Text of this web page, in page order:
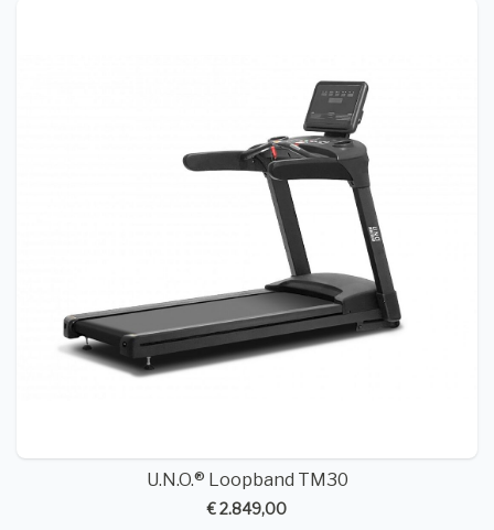
U.N.O.® Loopband TM30
€ 2.849,00